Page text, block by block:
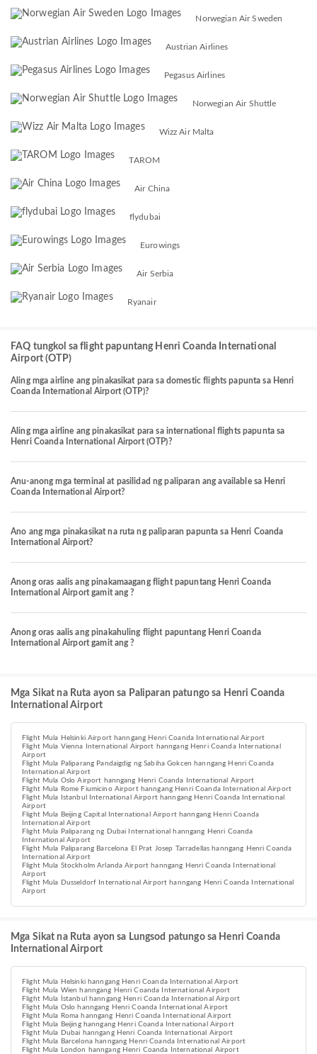
Norwegian Air Sweden
Austrian Airlines
Pegasus Airlines
Norwegian Air Shuttle
Wizz Air Malta
TAROM
Air China
flydubai
Eurowings
Air Serbia
Ryanair
FAQ tungkol sa flight papuntang Henri Coanda International
Airport (OTP)
Aling mga airline ang pinakasikat para sa domestic flights papunta sa Henri
Coanda International Airport (OTP)?
Aling mga airline ang pinakasikat para sa international flights papunta sa
Henri Coanda International Airport (OTP)?
Anu-anong mga terminal at pasilidad ng paliparan ang available sa Henri
Coanda International Airport?
Ano ang mga pinakasikat na ruta ng paliparan papunta sa Henri Coanda
International Airport?
Anong oras aalis ang pinakamaagang flight papuntang Henri Coanda
International Airport gamit ang ?
Anong oras aalis ang pinakahuling flight papuntang Henri Coanda
International Airport gamit ang ?
Mga Sikat na Ruta ayon sa Paliparan patungo sa Henri Coanda
International Airport
Flight Mula Helsinki Airport hanngang Henri Coanda International Airport
Flight Mula Vienna International Airport hanngang Henri Coanda International
Airport
Flight Mula Paliparang Pandaigdig ng Sabiha Gokcen hanngang Henri Coanda
International Airport
Flight Mula Oslo Airport hanngang Henri Coanda International Airport
Flight Mula Rome Fiumicino Airport hanngang Henri Coanda International Airport
Flight Mula Istanbul International Airport hanngang Henri Coanda International
Airport
Flight Mula Beijing Capital International Airport hanngang Henri Coanda
International Airport
Flight Mula Paliparang ng Dubai International hanngang Henri Coanda
International Airport
Flight Mula Paliparang Barcelona El Prat Josep Tarradellas hanngang Henri Coanda
International Airport
Flight Mula Stockholm Arlanda Airport hanngang Henri Coanda International
Airport
Flight Mula Dusseldorf International Airport hanngang Henri Coanda International
Airport
Mga Sikat na Ruta ayon sa Lungsod patungo sa Henri Coanda
International Airport
Flight Mula Helsinki hanngang Henri Coanda International Airport
Flight Mula Wien hanngang Henri Coanda International Airport
Flight Mula İstanbul hanngang Henri Coanda International Airport
Flight Mula Oslo hanngang Henri Coanda International Airport
Flight Mula Roma hanngang Henri Coanda International Airport
Flight Mula Beijing hanngang Henri Coanda International Airport
Flight Mula Dubai hanngang Henri Coanda International Airport
Flight Mula Barcelona hanngang Henri Coanda International Airport
Flight Mula London hanngang Henri Coanda International Airport